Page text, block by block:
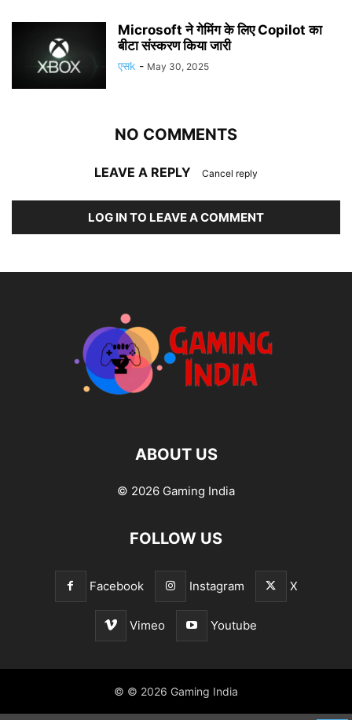
Microsoft ने गेमिंग के लिए Copilot का
बीटा संस्करण किया जारी
एसk - May 30, 2025
NO COMMENTS
LEAVE A REPLY Cancel reply
LOG IN TO LEAVE A COMMENT
ABOUT US
© 2026 Gaming India
FOLLOW US
Facebook Instagram X
Vimeo Youtube
© © 2026 Gaming India